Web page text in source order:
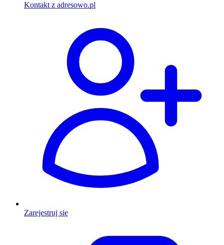
Kontakt z adresowo.pl
Zarejestruj się